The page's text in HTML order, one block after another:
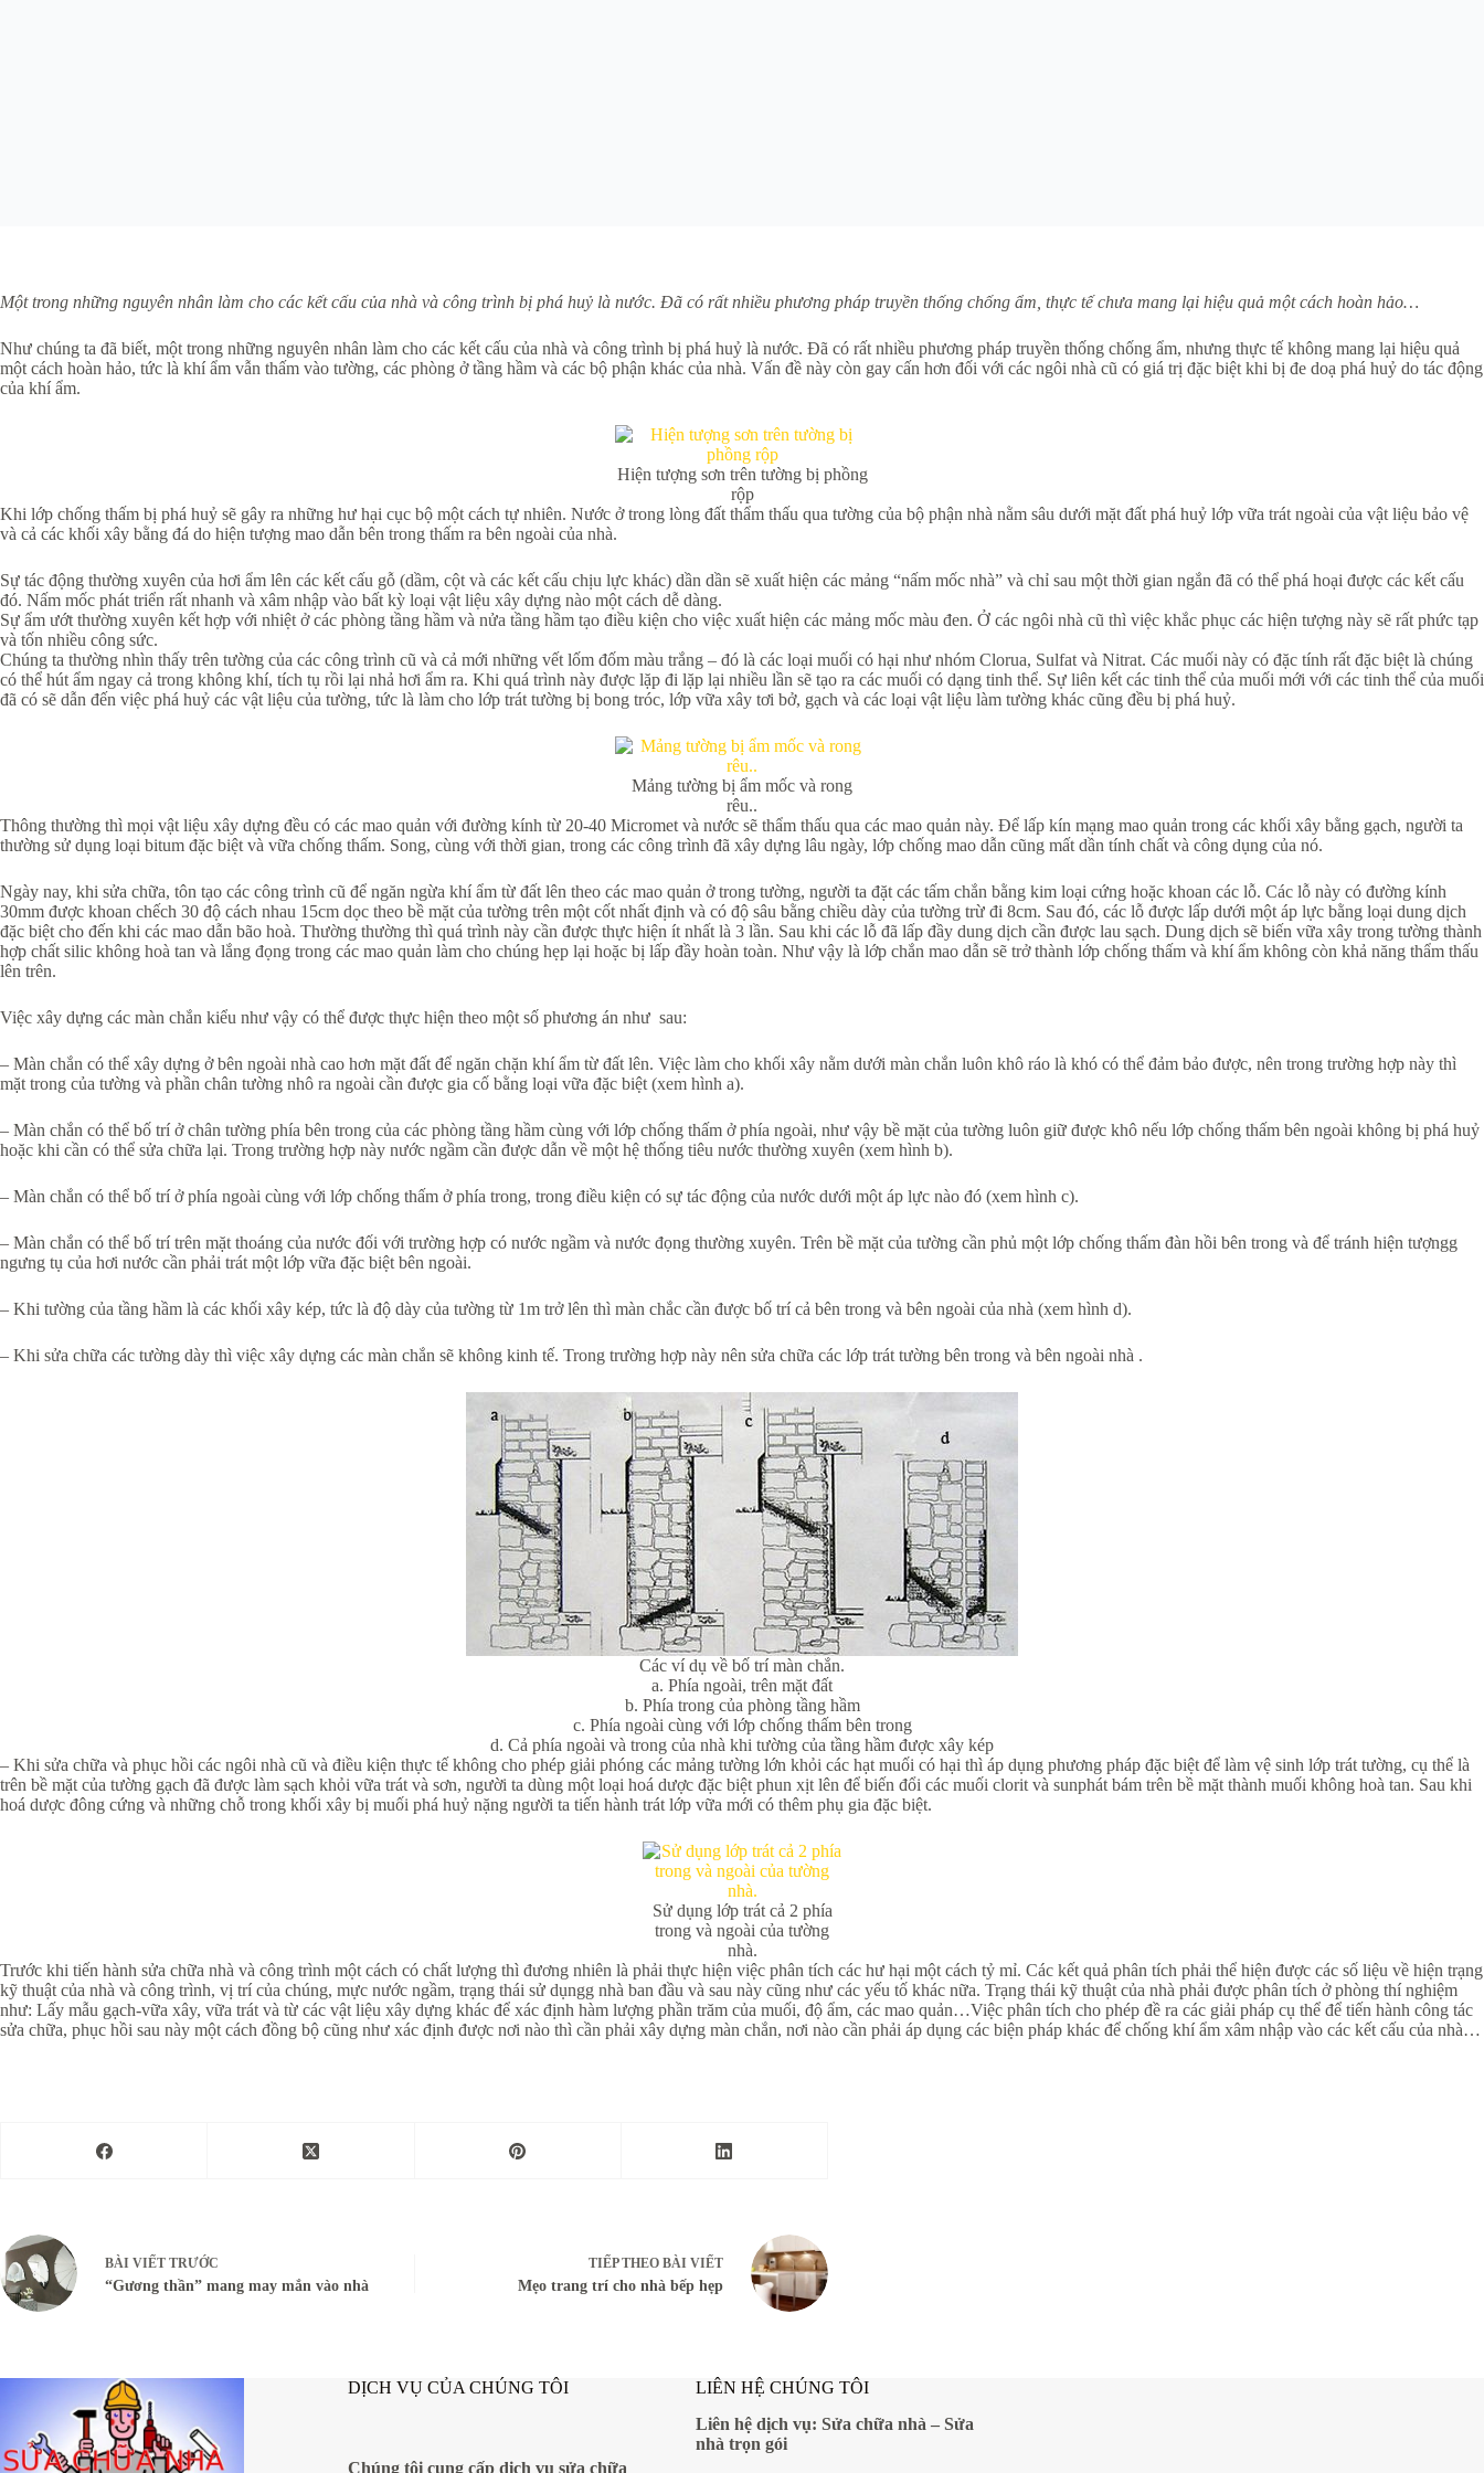
Một trong những nguyên nhân làm cho các kết cấu của nhà và công trình bị phá huỷ là nước. Đã có rất nhiều phương pháp truyền thống chống ẩm, thực tế chưa mang lại hiệu quả một cách hoàn hảo…
Như chúng ta đã biết, một trong những nguyên nhân làm cho các kết cấu của nhà và công trình bị phá huỷ là nước. Đã có rất nhiều phương pháp truyền thống chống ẩm, nhưng thực tế không mang lại hiệu quả
một cách hoàn hảo, tức là khí ẩm vẫn thấm vào tường, các phòng ở tầng hầm và các bộ phận khác của nhà. Vấn đề này còn gay cấn hơn đối với các ngôi nhà cũ có giá trị đặc biệt khi bị đe doạ phá huỷ do tác động
của khí ẩm.
Hiện tượng sơn trên tường bị phồng
rộp
Khi lớp chống thấm bị phá huỷ sẽ gây ra những hư hại cục bộ một cách tự nhiên. Nước ở trong lòng đất thẩm thấu qua tường của bộ phận nhà nằm sâu dưới mặt đất phá huỷ lớp vữa trát ngoài của vật liệu bảo vệ
và cả các khối xây bằng đá do hiện tượng mao dẫn bên trong thấm ra bên ngoài của nhà.
Sự tác động thường xuyên của hơi ẩm lên các kết cấu gỗ (dầm, cột và các kết cấu chịu lực khác) dần dần sẽ xuất hiện các mảng “nấm mốc nhà” và chỉ sau một thời gian ngắn đã có thể phá hoại được các kết cấu
đó. Nấm mốc phát triển rất nhanh và xâm nhập vào bất kỳ loại vật liệu xây dựng nào một cách dễ dàng.
Sự ẩm ướt thường xuyên kết hợp với nhiệt ở các phòng tầng hầm và nửa tầng hầm tạo điều kiện cho việc xuất hiện các mảng mốc màu đen. Ở các ngôi nhà cũ thì việc khắc phục các hiện tượng này sẽ rất phức tạp
và tốn nhiều công sức.
Chúng ta thường nhìn thấy trên tường của các công trình cũ và cả mới những vết lốm đốm màu trắng – đó là các loại muối có hại như nhóm Clorua, Sulfat và Nitrat. Các muối này có đặc tính rất đặc biệt là chúng
có thể hút ẩm ngay cả trong không khí, tích tụ rồi lại nhả hơi ẩm ra. Khi quá trình này được lặp đi lặp lại nhiều lần sẽ tạo ra các muối có dạng tinh thể. Sự liên kết các tinh thể của muối mới với các tinh thể của muối
đã có sẽ dẫn đến việc phá huỷ các vật liệu của tường, tức là làm cho lớp trát tường bị bong tróc, lớp vữa xây tơi bở, gạch và các loại vật liệu làm tường khác cũng đều bị phá huỷ.
Mảng tường bị ẩm mốc và rong
rêu..
Thông thường thì mọi vật liệu xây dựng đều có các mao quản với đường kính từ 20-40 Micromet và nước sẽ thẩm thấu qua các mao quản này. Để lấp kín mạng mao quản trong các khối xây bằng gạch, người ta
thường sử dụng loại bitum đặc biệt và vữa chống thấm. Song, cùng với thời gian, trong các công trình đã xây dựng lâu ngày, lớp chống mao dẫn cũng mất dần tính chất và công dụng của nó.
Ngày nay, khi sửa chữa, tôn tạo các công trình cũ để ngăn ngừa khí ẩm từ đất lên theo các mao quản ở trong tường, người ta đặt các tấm chắn bằng kim loại cứng hoặc khoan các lỗ. Các lỗ này có đường kính
30mm được khoan chếch 30 độ cách nhau 15cm dọc theo bề mặt của tường trên một cốt nhất định và có độ sâu bằng chiều dày của tường trừ đi 8cm. Sau đó, các lỗ được lấp dưới một áp lực bằng loại dung dịch
đặc biệt cho đến khi các mao dẫn bão hoà. Thường thường thì quá trình này cần được thực hiện ít nhất là 3 lần. Sau khi các lỗ đã lấp đầy dung dịch cần được lau sạch. Dung dịch sẽ biến vữa xây trong tường thành
hợp chất silic không hoà tan và lắng đọng trong các mao quản làm cho chúng hẹp lại hoặc bị lấp đầy hoàn toàn. Như vậy là lớp chắn mao dẫn sẽ trở thành lớp chống thấm và khí ẩm không còn khả năng thẩm thấu
lên trên.
Việc xây dựng các màn chắn kiểu như vậy có thể được thực hiện theo một số phương án như sau:
– Màn chắn có thể xây dựng ở bên ngoài nhà cao hơn mặt đất để ngăn chặn khí ẩm từ đất lên. Việc làm cho khối xây nằm dưới màn chắn luôn khô ráo là khó có thể đảm bảo được, nên trong trường hợp này thì
mặt trong của tường và phần chân tường nhô ra ngoài cần được gia cố bằng loại vữa đặc biệt (xem hình a).
– Màn chắn có thể bố trí ở chân tường phía bên trong của các phòng tầng hầm cùng với lớp chống thấm ở phía ngoài, như vậy bề mặt của tường luôn giữ được khô nếu lớp chống thấm bên ngoài không bị phá huỷ
hoặc khi cần có thể sửa chữa lại. Trong trường hợp này nước ngầm cần được dẫn về một hệ thống tiêu nước thường xuyên (xem hình b).
– Màn chắn có thể bố trí ở phía ngoài cùng với lớp chống thấm ở phía trong, trong điều kiện có sự tác động của nước dưới một áp lực nào đó (xem hình c).
– Màn chắn có thể bố trí trên mặt thoáng của nước đối với trường hợp có nước ngầm và nước đọng thường xuyên. Trên bề mặt của tường cần phủ một lớp chống thấm đàn hồi bên trong và để tránh hiện tượngg
ngưng tụ của hơi nước cần phải trát một lớp vữa đặc biệt bên ngoài.
– Khi tường của tầng hầm là các khối xây kép, tức là độ dày của tường từ 1m trở lên thì màn chắc cần được bố trí cả bên trong và bên ngoài của nhà (xem hình d).
– Khi sửa chữa các tường dày thì việc xây dựng các màn chắn sẽ không kinh tế. Trong trường hợp này nên sửa chữa các lớp trát tường bên trong và bên ngoài nhà .
Các ví dụ về bố trí màn chắn.
a. Phía ngoài, trên mặt đất
b. Phía trong của phòng tầng hầm
c. Phía ngoài cùng với lớp chống thấm bên trong
d. Cả phía ngoài và trong của nhà khi tường của tầng hầm được xây kép
– Khi sửa chữa và phục hồi các ngôi nhà cũ và điều kiện thực tế không cho phép giải phóng các mảng tường lớn khỏi các hạt muối có hại thì áp dụng phương pháp đặc biệt để làm vệ sinh lớp trát tường, cụ thể là
trên bề mặt của tường gạch đã được làm sạch khỏi vữa trát và sơn, người ta dùng một loại hoá dược đặc biệt phun xịt lên để biến đổi các muối clorit và sunphát bám trên bề mặt thành muối không hoà tan. Sau khi
hoá dược đông cứng và những chỗ trong khối xây bị muối phá huỷ nặng người ta tiến hành trát lớp vữa mới có thêm phụ gia đặc biệt.
Sử dụng lớp trát cả 2 phía
trong và ngoài của tường
nhà.
Trước khi tiến hành sửa chữa nhà và công trình một cách có chất lượng thì đương nhiên là phải thực hiện việc phân tích các hư hại một cách tỷ mỉ. Các kết quả phân tích phải thể hiện được các số liệu về hiện trạng
kỹ thuật của nhà và công trình, vị trí của chúng, mực nước ngầm, trạng thái sử dụngg nhà ban đầu và sau này cũng như các yếu tố khác nữa. Trạng thái kỹ thuật của nhà phải được phân tích ở phòng thí nghiệm
như: Lấy mẫu gạch-vữa xây, vữa trát và từ các vật liệu xây dựng khác để xác định hàm lượng phần trăm của muối, độ ẩm, các mao quản…Việc phân tích cho phép đề ra các giải pháp cụ thể để tiến hành công tác
sửa chữa, phục hồi sau này một cách đồng bộ cũng như xác định được nơi nào thì cần phải xây dựng màn chắn, nơi nào cần phải áp dụng các biện pháp khác để chống khí ẩm xâm nhập vào các kết cấu của nhà…
BÀI VIẾT TRƯỚC
“Gương thần” mang may mắn vào nhà
TIẾP THEO BÀI VIẾT
Mẹo trang trí cho nhà bếp hẹp
DỊCH VỤ CỦA CHÚNG TÔI
Chúng tôi cung cấp dịch vụ sửa chữa
LIÊN HỆ CHÚNG TÔI
Liên hệ dịch vụ: Sửa chữa nhà – Sửa
nhà trọn gói